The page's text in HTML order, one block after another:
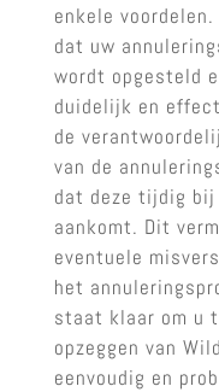
enkele
dat uw
wordt opgesteld
duidelijk en
de
van de
dat deze tijdig bij
aankomt. Dit
eventuele
het
staat klaar om u
opzeggen van
eenvoudig en